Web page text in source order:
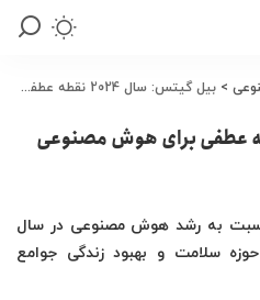
> بیل گیتس: سال 2024 نقطه عطفی برای هوش مصنوعی خواهد بود
سال 2024 نقطه عطفی برای هوش مصنوعی
نسبت به رشد هوش مصنوعی در سال
حوزه سلامت و بهبود زندگی جوامع